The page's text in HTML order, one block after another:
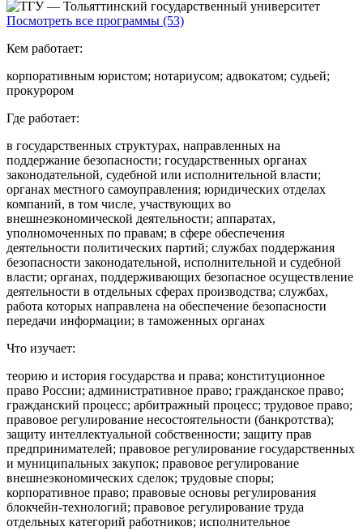
Посмотреть все программы (53)
Кем работает:
корпоративным юристом; нотариусом; адвокатом; судьей;
прокурором
Где работает:
в государственных структурах, направленных на
поддержание безопасности; государственных органах
законодательной, судебной или исполнительной власти;
органах местного самоуправления; юридических отделах
компаний, в том числе, участвующих во
внешнеэкономической деятельности; аппаратах,
уполномоченных по правам; в сфере обеспечения
деятельности политических партий; службах поддержания
безопасности законодательной, исполнительной и судебной
власти; органах, поддерживающих безопасное осуществление
деятельности в отдельных сферах производства; службах,
работа которых направлена на обеспечение безопасности
передачи информации; в таможенных органах
Что изучает:
теорию и история государства и права; конституционное
право России; административное право; гражданское право;
гражданский процесс; арбитражный процесс; трудовое право;
правовое регулирование несостоятельности (банкротства);
защиту интеллектуальной собственности; защиту прав
предпринимателей; правовое регулирование государственных
и муниципальных закупок; правовое регулирование
внешнеэкономических сделок; трудовые споры;
корпоративное право; правовые основы регулирования
блокчейн-технологий; правовое регулирование труда
отдельных категорий работников; исполнительное